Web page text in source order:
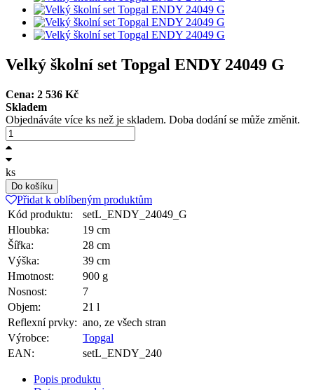
Velký školní set Topgal ENDY 24049 G
Cena: 2 536 Kč
Skladem
Objednáváte více ks než je skladem. Doba dodání se může změnit.
ks
Do košíku
Přidat k oblíbeným produktům
Kód produktu:
setL_ENDY_24049_G
Hloubka:
19 cm
Šířka:
28 cm
Výška:
39 cm
Hmotnost:
900 g
Nosnost:
7
Objem:
21 l
Reflexní prvky: ano, ze všech stran
Výrobce:
Topgal
EAN:
setL_ENDY_240
Popis produktu